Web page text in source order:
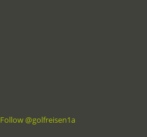
Follow @golfreisen1a